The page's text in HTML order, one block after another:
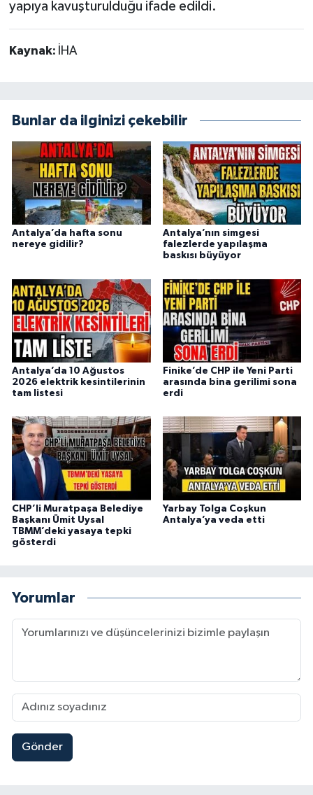
yapıya kavuşturulduğu ifade edildi.
Kaynak: İHA
Bunlar da ilginizi çekebilir
Antalya’da hafta sonu
nereye gidilir?
Antalya’nın simgesi
falezlerde yapılaşma
baskısı büyüyor
Antalya’da 10 Ağustos
2026 elektrik kesintilerinin
tam listesi
Finike’de CHP ile Yeni Parti
arasında bina gerilimi sona
erdi
CHP’li Muratpaşa Belediye
Başkanı Ümit Uysal
TBMM’deki yasaya tepki
gösterdi
Yarbay Tolga Coşkun
Antalya’ya veda etti
Yorumlar
Gönder